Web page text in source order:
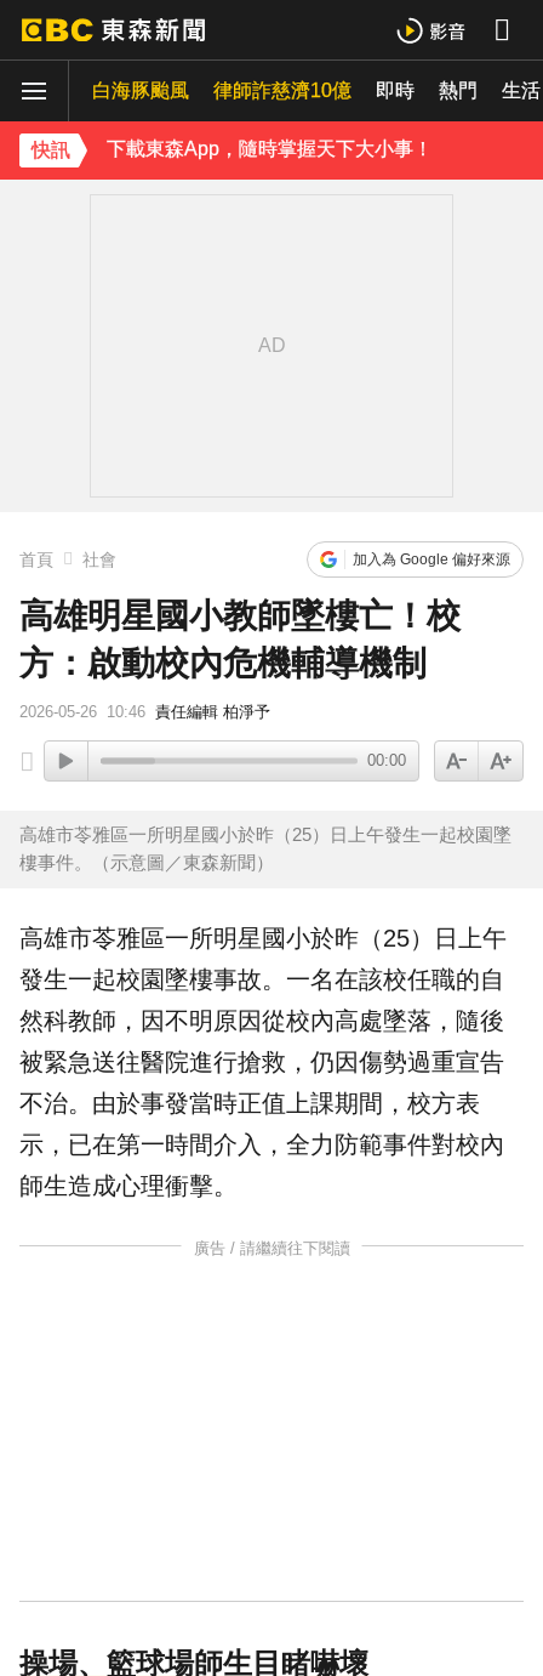
白海豚颱風 律師詐慈濟10億 即時 熱門 生活
快訊
下載東森App，隨時掌握天下大小事！
內政部向憲法法庭遞狀 聲請解散統促黨
首頁 社會 加入為 Google 偏好來源
高雄明星國小教師墜樓亡！校
方：啟動校內危機輔導機制
2026-05-26 10:46 責任編輯 柏淨予
00:00
高雄市苓雅區一所明星國小於昨（25）日上午發生一起校園墜
樓事件。（示意圖／東森新聞）
高雄市苓雅區一所明星 國小於昨（25）日上午
發生一起校園墜樓事故。一名在該校任職的自
然科教師 ，因不明原因從校內高處墜落，隨後
被緊急送往醫院進行搶救，仍因傷勢過重宣告
不治。由於事發當時正值上課期間，校方表
示，已在第一時間介入，全力防範事件對校內
師生造成心理衝擊。
廣告 / 請繼續往下閱讀
操場、籃球場師生目睹嚇壞